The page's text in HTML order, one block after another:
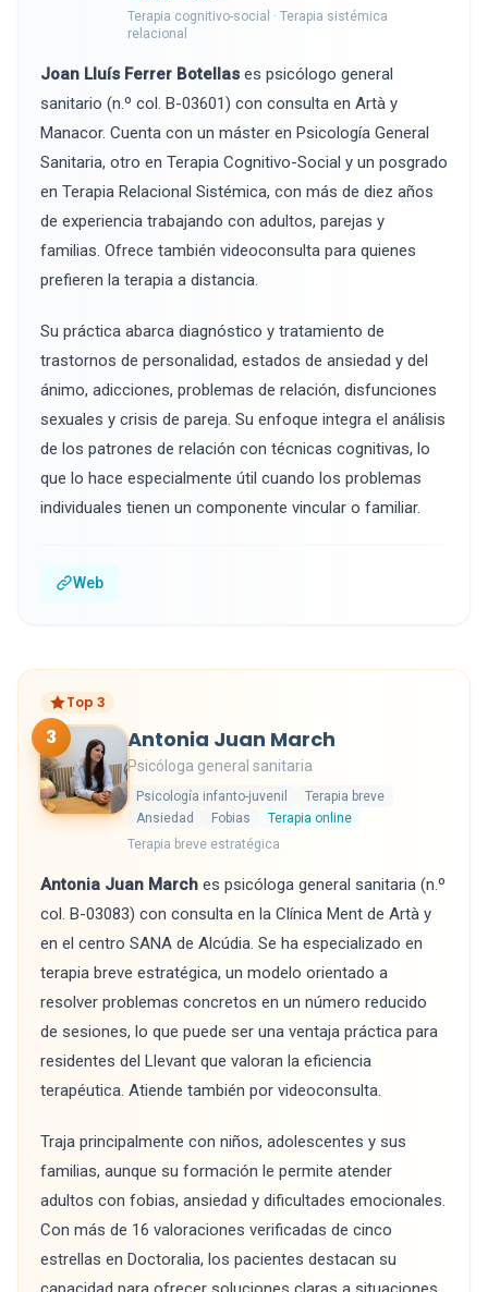
Terapia cognitivo-social · Terapia sistémica
relacional
Joan Lluís Ferrer Botellas es psicólogo general
sanitario (n.º col. B-03601) con consulta en Artà y
Manacor. Cuenta con un máster en Psicología General
Sanitaria, otro en Terapia Cognitivo-Social y un posgrado
en Terapia Relacional Sistémica, con más de diez años
de experiencia trabajando con adultos, parejas y
familias. Ofrece también videoconsulta para quienes
prefieren la terapia a distancia.
Su práctica abarca diagnóstico y tratamiento de
trastornos de personalidad, estados de ansiedad y del
ánimo, adicciones, problemas de relación, disfunciones
sexuales y crisis de pareja. Su enfoque integra el análisis
de los patrones de relación con técnicas cognitivas, lo
que lo hace especialmente útil cuando los problemas
individuales tienen un componente vincular o familiar.
Web
Top 3
3 Antonia Juan March
Psicóloga general sanitaria
Psicología infanto-juvenil
Terapia breve
Ansiedad
Fobias
Terapia online
Terapia breve estratégica
Antonia Juan March es psicóloga general sanitaria (n.º
col. B-03083) con consulta en la Clínica Ment de Artà y
en el centro SANA de Alcúdia. Se ha especializado en
terapia breve estratégica, un modelo orientado a
resolver problemas concretos en un número reducido
de sesiones, lo que puede ser una ventaja práctica para
residentes del Llevant que valoran la eficiencia
terapéutica. Atiende también por videoconsulta.
Traja principalmente con niños, adolescentes y sus
familias, aunque su formación le permite atender
adultos con fobias, ansiedad y dificultades emocionales.
Con más de 16 valoraciones verificadas de cinco
estrellas en Doctoralia, los pacientes destacan su